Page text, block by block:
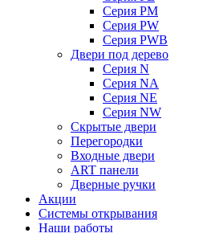
Серия PM
Серия PW
Серия PWB
Двери под дерево
Серия N
Серия NA
Серия NE
Серия NW
Скрытые двери
Перегородки
Входные двери
ART панели
Дверные ручки
Акции
Системы открывания
Наши работы